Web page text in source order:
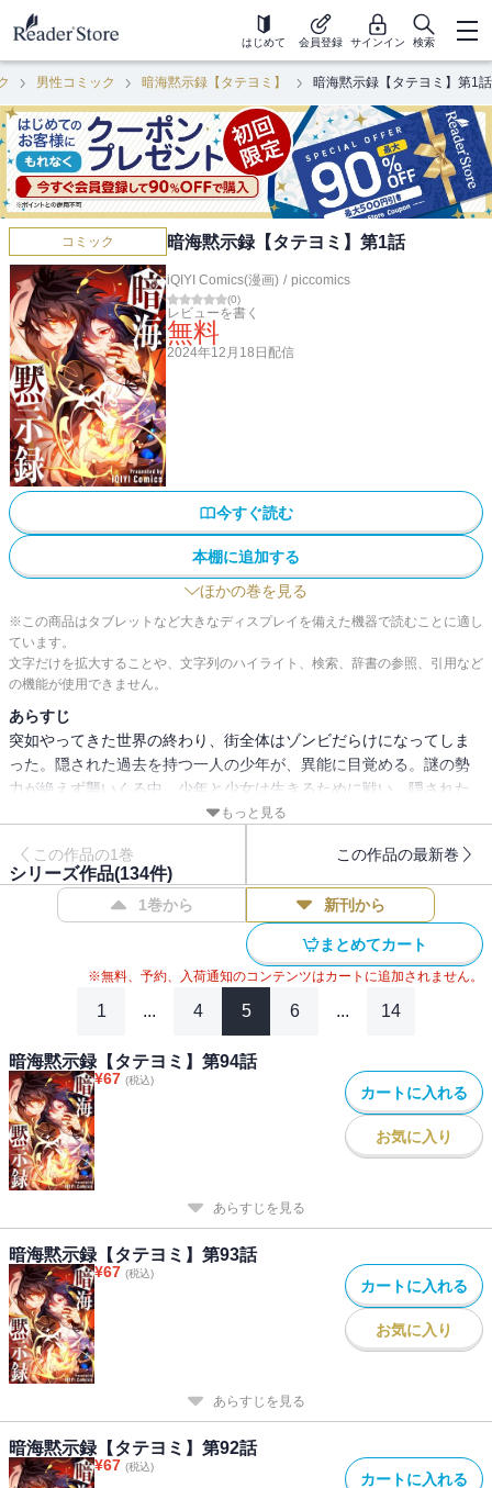
はじめて 会員登録 サインイン 検索
男性コミック 暗海黙示録【タテヨミ】 暗海黙示録【タテヨミ】第1話
コミック 暗海黙示録【タテヨミ】第1話
iQIYI Comics(漫画) / piccomics
(0)
レビューを書く
無料
2024年12月18日 配信
今すぐ読む
本棚に追加する
ほかの巻を見る
※この商品はタブレットなど大きなディスプレイを備えた機器で読むことに適し
ています。
文字だけを拡大することや、文字列のハイライト、検索、辞書の参照、引用など
の機能が使用できません。
あらすじ
突如やってきた世界の終わり、街全体はゾンビだらけになってしま
った。隠された過去を持つ一人の少年が、異能に目覚める。謎の勢
力が絶えず襲いくる中、少年と少女は生きるために戦い、隠された
謎を解き明かすべく、真実を探す旅に出る……
もっと見る
この作品の1巻 この作品の最新巻
シリーズ作品(134件)
1巻から 新刊から
まとめてカート
※無料、予約、入荷通知のコンテンツはカートに追加されません。
1 ... 4 5 6 ... 14
暗海黙示録【タテヨミ】第94話
¥67 (税込)
カートに入れる
お気に入り
あらすじを見る
暗海黙示録【タテヨミ】第93話
¥67 (税込)
カートに入れる
お気に入り
あらすじを見る
暗海黙示録【タテヨミ】第92話
¥67 (税込)
カートに入れる